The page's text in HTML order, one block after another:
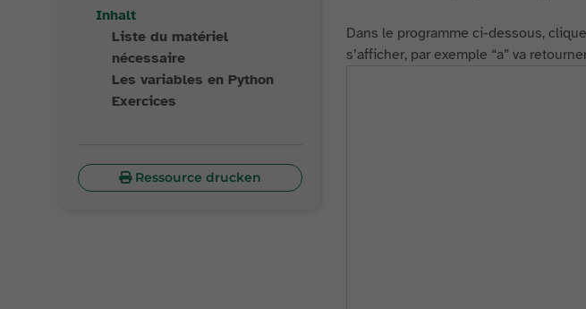
Inhalt
Liste du matériel
nécessaire
Les variables en Python
Exercices
Ressource drucken
Dans le programme ci-dessous,
s’afficher, par exemple “a” va